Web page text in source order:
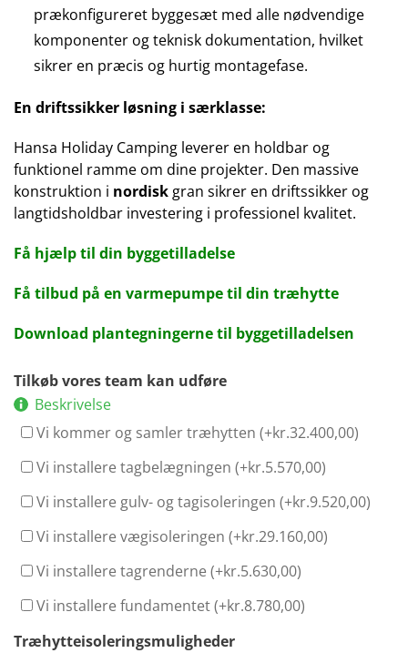
prækonfigureret byggesæt med alle nødvendige
komponenter og teknisk dokumentation, hvilket
sikrer en præcis og hurtig montagefase.
En driftssikker løsning i særklasse:
Hansa Holiday Camping leverer en holdbar og
funktionel ramme om dine projekter. Den massive
konstruktion i nordisk gran sikrer en driftssikker og
langtidsholdbar investering i professionel kvalitet.
Få hjælp til din byggetilladelse
Få tilbud på en varmepumpe til din træhytte
Download plantegningerne til byggetilladelsen
Tilkøb vores team kan udføre
Beskrivelse
Vi kommer og samler træhytten (+kr.32.400,00)
Vi installere tagbelægningen (+kr.5.570,00)
Vi installere gulv- og tagisoleringen (+kr.9.520,00)
Vi installere vægisoleringen (+kr.29.160,00)
Vi installere tagrenderne (+kr.5.630,00)
Vi installere fundamentet (+kr.8.780,00)
Træhytteisoleringsmuligheder